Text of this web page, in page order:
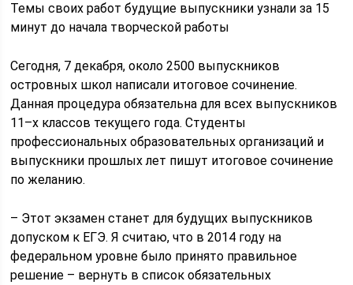
Темы своих работ будущие выпускники узнали за 15
минут до начала творческой работы
Сегодня, 7 декабря, около 2500 выпускников
островных школ написали итоговое сочинение.
Данная процедура обязательна для всех выпускников
11–х классов текущего года. Студенты
профессиональных образовательных организаций и
выпускники прошлых лет пишут итоговое сочинение
по желанию.
– Этот экзамен станет для будущих выпускников
допуском к ЕГЭ. Я считаю, что в 2014 году на
федеральном уровне было принято правильное
решение – вернуть в список обязательных